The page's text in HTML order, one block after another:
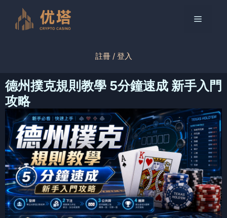
菜
註冊 / 登入
德州撲克規則教學 5分鐘速成 新手入門
攻略